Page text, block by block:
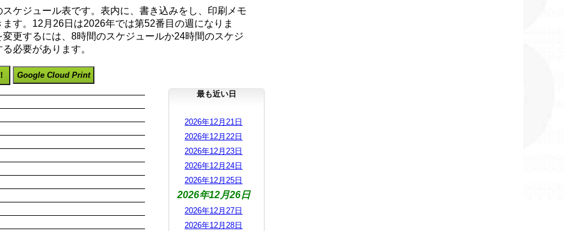
スケジュール表です。表内に、書き込みをし、印刷メモ
す。12月26日は2026年では第52番目の週になりま
更するには、8時間のスケジュールか24時間のスケジ
必要があります。
Google Cloud Print
最も近い日
2026年12月21日
2026年12月22日
2026年12月23日
2026年12月24日
2026年12月25日
2026年12月26日
2026年12月27日
2026年12月28日